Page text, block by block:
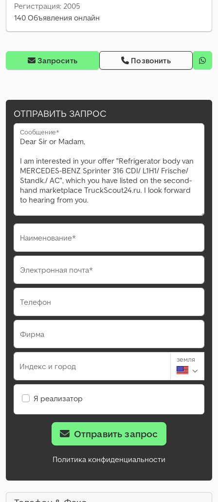
Регистрация: 2005
140 Объявления онлайн
Запросить Позвонить
ОТПРАВИТЬ ЗАПРОС
Сообщение*
Наименование*
Электронная почта*
Телефон
Фирма
Индекс и город
земля
Я реализатор
Отправить запрос
Политика конфиденциальности